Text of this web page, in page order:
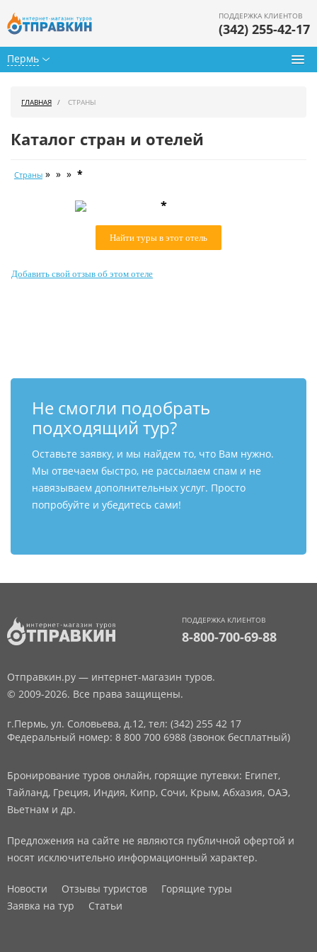
Пермь
ПОДДЕРЖКА КЛИЕНТОВ
(342) 255-42-17
Календарь туров
Как купить
ГЛАВНАЯ СТРАНЫ
Каталог стран и отелей
Страны » » » *
*
Найти туры в этот отель
Добавить свой отзыв об этом отеле
Не смогли подобрать
подходящий тур?
Оставьте заявку, и мы найдем то, что Вам нужно.
Мы отвечаем быстро, не рассылаем спам и не
навязываем дополнительных услуг. Просто
попробуйте и убедитесь сами!
ПОДДЕРЖКА КЛИЕНТОВ
8-800-700-69-88
Отправкин.ру — интернет-магазин туров.
© 2009-2026. Все права защищены.
г.Пермь, ул. Соловьева, д.12, тел: (342) 255 42 17
Федеральный номер: 8 800 700 6988 (звонок бесплатный)
Бронирование туров онлайн, горящие путевки: Египет,
Тайланд, Греция, Индия, Кипр, Сочи, Крым, Абхазия, ОАЭ,
Вьетнам и др.
Предложения на сайте не являются публичной офертой и
носят исключительно информационный характер.
Новости Отзывы туристов
Горящие туры
Заявка на тур
Статьи